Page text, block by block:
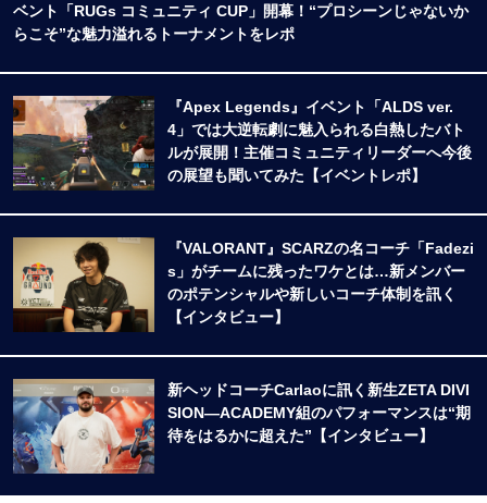
ベント「RUGs コミュニティ CUP」開幕！“プロシーンじゃないか
らこそ”な魅力溢れるトーナメントをレポ
『Apex Legends』イベント「ALDS ver.
4」では大逆転劇に魅入られる白熱したバト
ルが展開！主催コミュニティリーダーへ今後
の展望も聞いてみた【イベントレポ】
『VALORANT』SCARZの名コーチ「Fadezi
s」がチームに残ったワケとは…新メンバー
のポテンシャルや新しいコーチ体制を訊く
【インタビュー】
新ヘッドコーチCarlaoに訊く新生ZETA DIVI
SION―ACADEMY組のパフォーマンスは“期
待をはるかに超えた”【インタビュー】